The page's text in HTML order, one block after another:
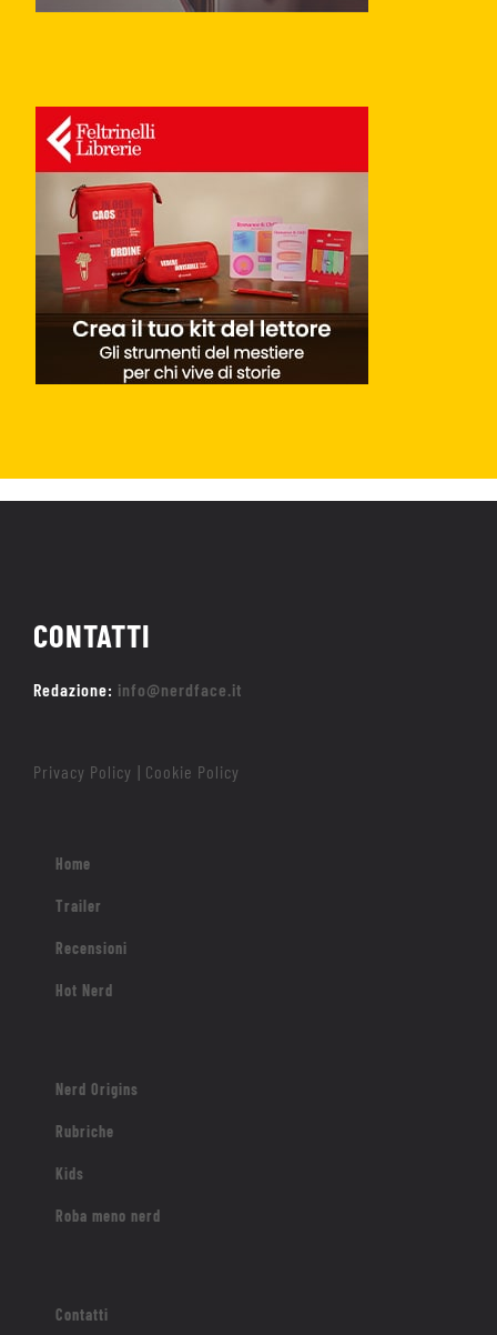
CONTATTI
Redazione: info@nerdface.it
Privacy Policy Cookie Policy
Home
Trailer
Recensioni
Hot Nerd
Nerd Origins
Rubriche
Kids
Roba meno nerd
Contatti